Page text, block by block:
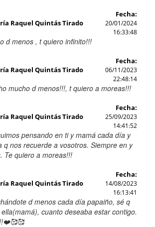
Raquel Quintás Tirado
Fecha:
20/01/2024
16:33:48
d menos , t quiero infinito!!!
Raquel Quintás Tirado
Fecha:
06/11/2023
22:48:14
mucho d menos!!!, t quiero a moreas!!!
Raquel Quintás Tirado
Fecha:
25/09/2023
14:41:52
pensando en ti y mamá cada día y
q nos recuerde a vosotros. Siempre en y
Te quiero a moreas!!!
Raquel Quintás Tirado
Fecha:
14/08/2023
16:13:41
d menos cada día papaiño, sé q
cuanto deseaba estar contigo.